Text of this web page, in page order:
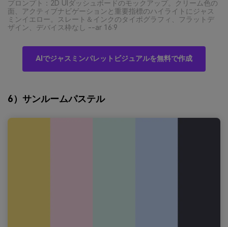
プロンプト：2D UIダッシュボードのモックアップ。クリーム色の
面、アクティブナビゲーションと重要指標のハイライトにジャス
ミンイエロー。スレート＆インクのタイポグラフィ、フラットデ
ザイン、デバイス枠なし --ar 16:9
AIでジャスミンパレットビジュアルを無料で作成
6）サンルームパステル